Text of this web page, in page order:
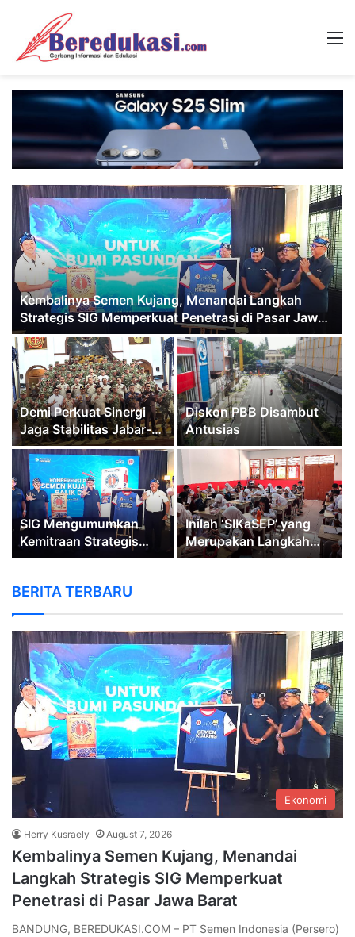
Kembalinya Semen Kujang, Menandai Langkah
Strategis SIG Memperkuat Penetrasi di Pasar Jawa
Barat
Demi Perkuat Sinergi
Jaga Stabilitas Jabar-
Banten, Menkopolkam
Djamari Chaniago
Kunjungi Kodam
III/Siliwangi
Diskon PBB Disambut
Antusias
SIG Mengumumkan
Kemitraan Strategis
Antara Semen Kujang
Inilah ‘SIKaSEP’ yang
Merupakan Langkah
Nyata, Membangun
(SD) di Kota Bandung
BERITA TERBARU
Ekonomi
Herry Kusraely August 7, 2026
Kembalinya Semen Kujang, Menandai
Langkah Strategis SIG Memperkuat
Penetrasi di Pasar Jawa Barat
BANDUNG, BEREDUKASI.COM – PT Semen Indonesia (Persero)